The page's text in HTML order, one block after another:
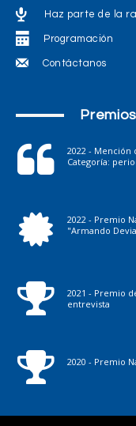
Haz parte de la
Programación
Contáctanos
2022 -
Categoría:
2022 - Premio
"Armando
2021 - Premio
entrevista
2020 - Premio